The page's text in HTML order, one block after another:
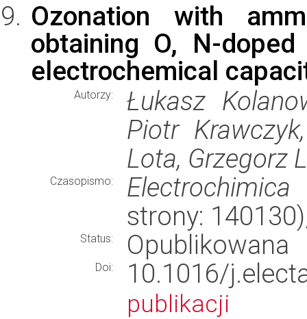
Ozonation with
obtaining O, N-
electrochemical
Autorzy:
Łukasz
Piotr
Lota, Grzegorz
Czasopismo:
strony:
Status: Opublikowana
Doi: 10.1016/
publikacji